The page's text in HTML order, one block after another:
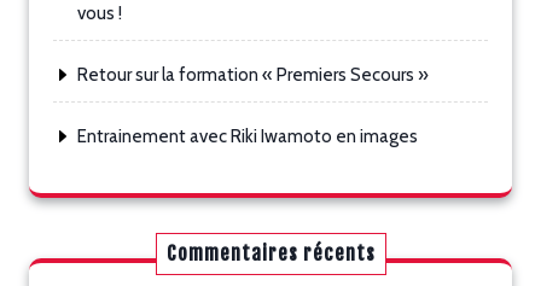
vous !
Retour sur la formation « Premiers Secours »
Entrainement avec Riki Iwamoto en images
Commentaires récents